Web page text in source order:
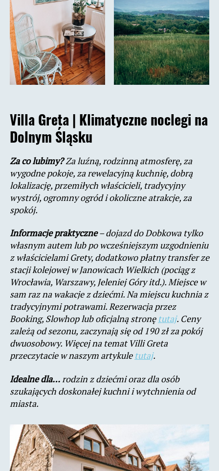
Villa Greta | Klimatyczne noclegi na
Dolnym Śląsku
Za co lubimy?Za luźną, rodzinną atmosferę, za
wygodne pokoje, za rewelacyjną kuchnię, dobrą
lokalizację, przemiłych właścicieli, tradycyjny
wystrój, ogromny ogród i okoliczne atrakcje, za
spokój.
Informacje praktyczne– dojazd do Dobkowa tylko
własnym autem lub po wcześniejszym uzgodnieniu
z właścicielami Grety, dodatkowo płatny transfer ze
stacji kolejowej w Janowicach Wielkich (pociąg z
Wrocławia, Warszawy, Jeleniej Góry itd.). Miejsce w
sam raz na wakacje z dziećmi. Na miejscu kuchnia z
tradycyjnymi potrawami. Rezerwacja przez
Booking, Slowhop lub oficjalną stronę tutaj. Ceny
zależą od sezonu, zaczynają się od 190 zł za pokój
dwuosobowy. Więcej na temat Villi Greta
przeczytacie w naszym artykule tutaj.
Idealne dla… rodzin z dziećmi oraz dla osób
szukających doskonałej kuchni i wytchnienia od
miasta.